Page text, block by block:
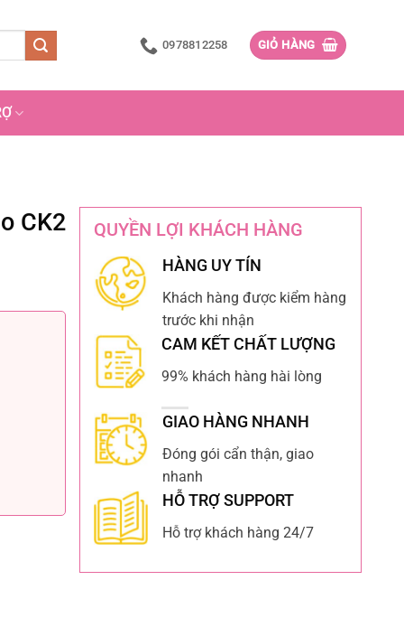
0978812258 GIỎ HÀNG
CK2 QUYỀN LỢI KHÁCH HÀNG
HÀNG UY TÍN
Khách hàng được kiểm hàng
trước khi nhận
CAM KẾT CHẤT LƯỢNG
99% khách hàng hài lòng
GIAO HÀNG NHANH
Đóng gói cẩn thận, giao
nhanh
HỖ TRỢ SUPPORT
Hỗ trợ khách hàng 24/7